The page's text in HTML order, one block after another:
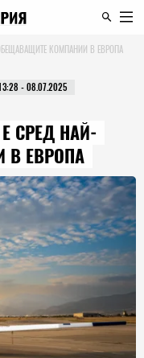
КОМПАНИИ В ЕВРОПА
- 08.07.2025
Е СРЕД НАЙ-
В ЕВРОПА